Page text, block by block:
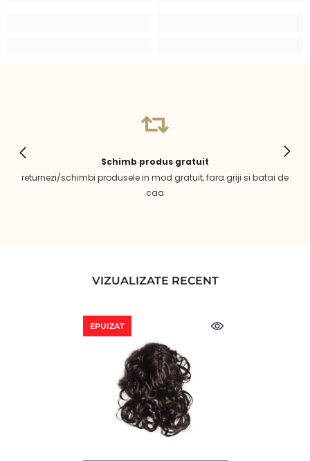
Schimb produs gratuit
returnezi/schimbi produsele in mod gratuit, fara griji si batai de
caa
VIZUALIZATE RECENT
EPUIZAT